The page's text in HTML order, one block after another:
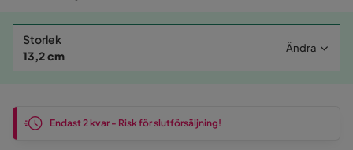
Storlek
13,2 cm
Ändra
Endast 2 kvar - Risk för slutförsäljning!